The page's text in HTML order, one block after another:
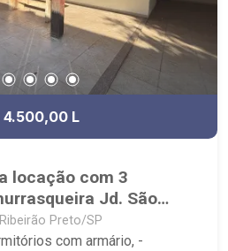
4.500,00 L
locação com 3
Jd. São
Preto/SP
com armário, -